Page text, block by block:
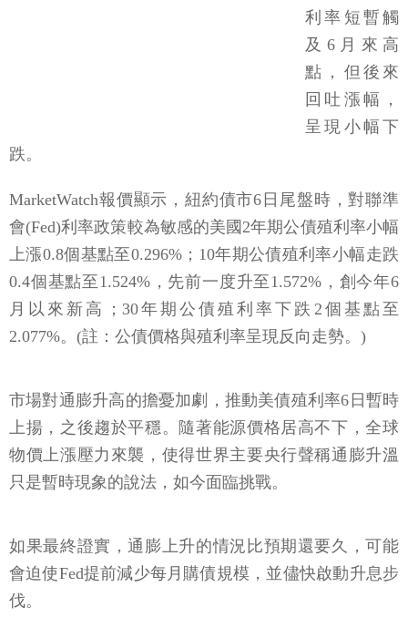
利率短暫觸
及6月來高
點，但後來
回吐漲幅，
呈現小幅下
跌。
MarketWatch報價顯示，紐約債市6日尾盤時，對聯準
會(Fed)利率政策較為敏感的美國2年期公債殖利率小幅
上漲0.8個基點至0.296%；10年期公債殖利率小幅走跌
0.4個基點至1.524%，先前一度升至1.572%，創今年6
月以來新高；30年期公債殖利率下跌2個基點至
2.077%。(註：公債價格與殖利率呈現反向走勢。)
市場對通膨升高的擔憂加劇，推動美債殖利率6日暫時
上揚，之後趨於平穩。隨著能源價格居高不下，全球
物價上漲壓力來襲，使得世界主要央行聲稱通膨升溫
只是暫時現象的說法，如今面臨挑戰。
如果最終證實，通膨上升的情況比預期還要久，可能
會迫使Fed提前減少每月購債規模，並儘快啟動升息步
伐。